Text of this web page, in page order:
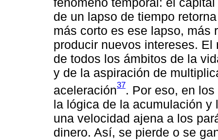
de un lapso de tiempo
más corto es ese lapso, más
producir nuevos intereses.
de todos los ámbitos de la
y de la aspiración de
aceleración37. Por eso, en
la lógica de la acumulación
una velocidad ajena a los
dinero. Así, se pierde o se